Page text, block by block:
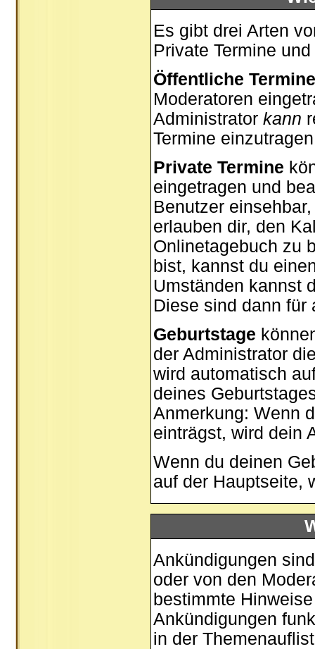
Es gibt drei Arten
Private Termine
Öffentliche Termine
Moderatoren
Administrator kann
Termine
Private Termine
eingetragen und
Benutzer
erlauben dir, den
Onlinetagebuch zu
bist, kannst du
Umständen kannst
Diese sind dann für
Geburtstage
der Administrator
wird automatisch
deines
Anmerkung: Wenn
einträgst, wird dein
Wenn du deinen
auf der Hauptseite,
Ankündigungen
oder von den
bestimmte
Ankündigungen
in der